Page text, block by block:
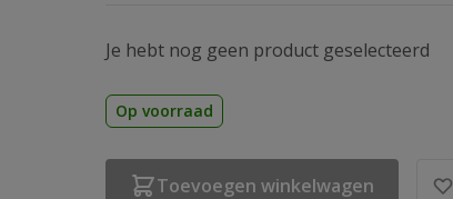
Je hebt nog geen product geselecteerd
Op voorraad
Toevoegen winkelwagen